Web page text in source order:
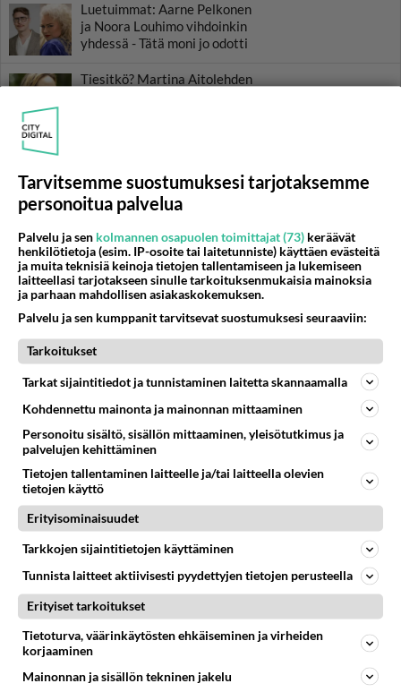
Luetuimmat: Aarne Pelkonen
ja Noora Louhimo vihdoinkin
yhdessä - Tätä moni jo odotti
Tiesitkö? Martina Aitolehden
syömättä!
Danny, 83, teki yllättävän
teon - Missä on 25-vuotias
Helmi Loukasmäki?
RESEPTIT
Maistuva ja halpa sipulikeitto
on helppo valmistaa.
Tarvitsemme suostumuksesi tarjotaksemme
personoitua palvelua
Palvelu ja sen kolmannen osapuolen toimittajat (73) keräävät
henkilötietoja (esim. IP-osoite tai laitetunniste) käyttäen evästeitä
ja muita teknisiä keinoja tietojen tallentamiseen ja lukemiseen
laitteellasi tarjotakseen sinulle tarkoituksenmukaisia mainoksia
ja parhaan mahdollisen asiakaskokemuksen.
Palvelu ja sen kumppanit tarvitsevat suostumuksesi seuraaviin:
Tarkoitukset
Tarkat sijaintitiedot ja tunnistaminen laitetta skannaamalla
Kohdennettu mainonta ja mainonnan mittaaminen
Personoitu sisältö, sisällön mittaaminen, yleisötutkimus ja
palvelujen kehittäminen
Tietojen tallentaminen laitteelle ja/tai laitteella olevien
tietojen käyttö
Erityisominaisuudet
Tarkkojen sijaintitietojen käyttäminen
Tunnista laitteet aktiivisesti pyydettyjen tietojen perusteella
Erityiset tarkoitukset
Tietoturva, väärinkäytösten ehkäiseminen ja virheiden
korjaaminen
Mainonnan ja sisällön tekninen jakelu